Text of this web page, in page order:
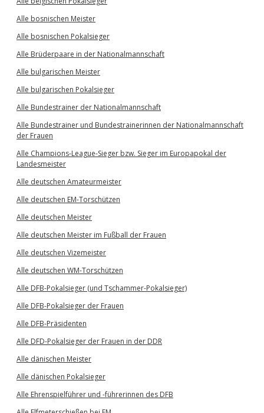
Alle bosnischen Meister
Alle bosnischen Pokalsieger
Alle Brüderpaare in der Nationalmannschaft
Alle bulgarischen Meister
Alle bulgarischen Pokalsieger
Alle Bundestrainer der Nationalmannschaft
Alle Bundestrainer und Bundestrainerinnen der Nationalmannschaft
der Frauen
Alle Champions-League-Sieger bzw. Sieger im Europapokal der
Landesmeister
Alle deutschen Amateurmeister
Alle deutschen EM-Torschützen
Alle deutschen Meister
Alle deutschen Meister im Fußball der Frauen
Alle deutschen Vizemeister
Alle deutschen WM-Torschützen
Alle DFB-Pokalsieger (und Tschammer-Pokalsieger)
Alle DFB-Pokalsieger der Frauen
Alle DFB-Präsidenten
Alle DFD-Pokalsieger der Frauen in der DDR
Alle dänischen Meister
Alle dänischen Pokalsieger
Alle Ehrenspielführer und -führerinnen des DFB